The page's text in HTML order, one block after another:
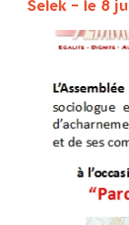
Selek – le 8